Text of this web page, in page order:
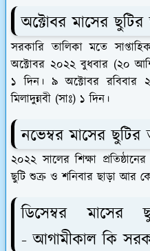
অক্টোবর মাসের
সরকারি তালিকা মতে
অক্টোবর ২০২২ বুধবার (২০
১ দিন। ৯ অক্টোবর
মিলাদুন্নবী (সাঃ) ১ দিন।
নভেম্বর মাসের
২০২২ সালের শিক্ষা
ছুটি শুক্র ও শনিবার ছাড়া আর
ডিসেম্বর মাসের
- আগামীকাল কি